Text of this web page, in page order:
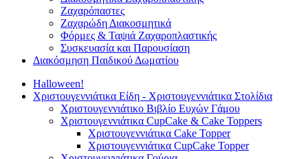
Ζαχαρόπαστες
Ζαχαρώδη Διακοσμητικά
Φόρμες & Ταψιά Ζαχαροπλαστικής
Συσκευασία και Παρουσίαση
Διακόσμηση Παιδικού Δωματίου
Halloween!
Χριστουγεννιάτικα Είδη - Χριστουγεννιάτικα Στολίδια
Χριστουγεννιάτικο Βιβλίο Ευχών Γάμου
Χριστουγεννιάτικα CupCake & Cake Toppers
Χριστουγεννιάτικα Cake Topper
Χριστουγεννιάτικα CupCake Topper